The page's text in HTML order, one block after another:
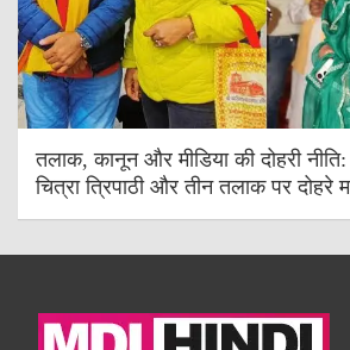
तलाक, कानून और मीडिया की दोहरी
चित्रा त्रिपाठी और तीन तलाक पर दोहरे